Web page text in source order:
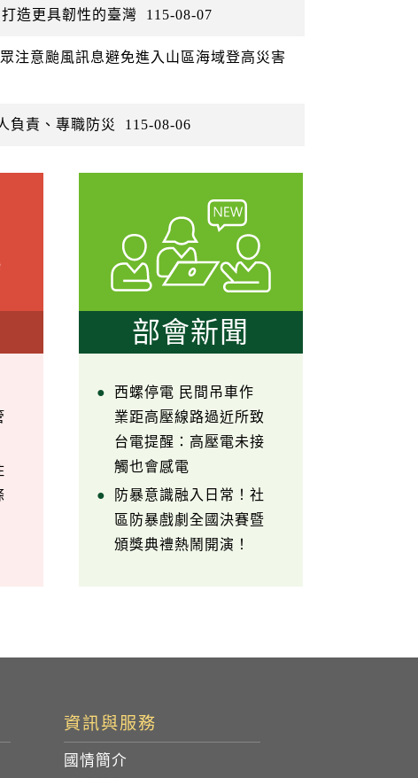
造更具韌性的臺灣 115-08-07
注意颱風訊息避免進入山區海域登高災害
負責、專職防災 115-08-06
部會新聞
西螺停電 民間吊車作
業距高壓線路過近所致
台電提醒：高壓電未接
觸也會感電
防暴意識融入日常！社
區防暴戲劇全國決賽暨
頒獎典禮熱鬧開演！
資訊與服務
國情簡介